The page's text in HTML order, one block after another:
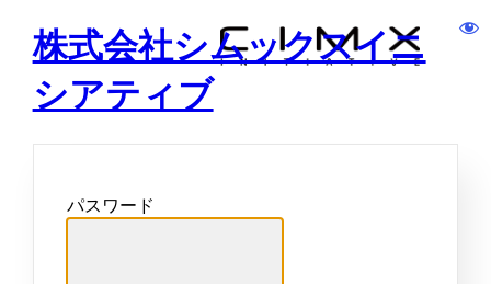
株式会社シムックスイニ
シアティブ
パスワード